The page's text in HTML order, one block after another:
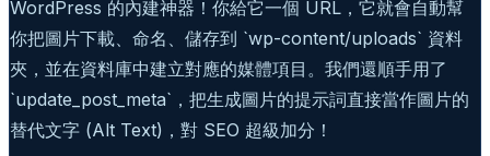
WordPress 的內建神器！你給它一個 URL，它就會自動幫
你把圖片下載、命名、儲存到 `wp-content/uploads` 資料
夾，並在資料庫中建立對應的媒體項目。我們還順手用了
`update_post_meta`，把生成圖片的提示詞直接當作圖片的
替代文字 (Alt Text)，對 SEO 超級加分！